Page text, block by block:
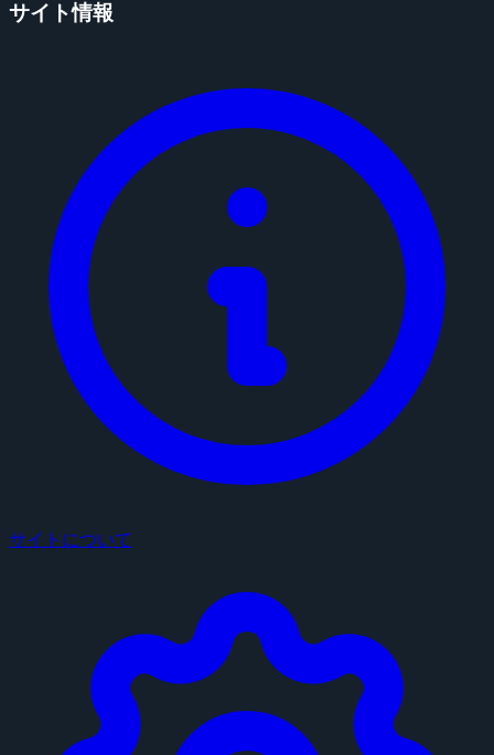
サイト情報
サイトについて